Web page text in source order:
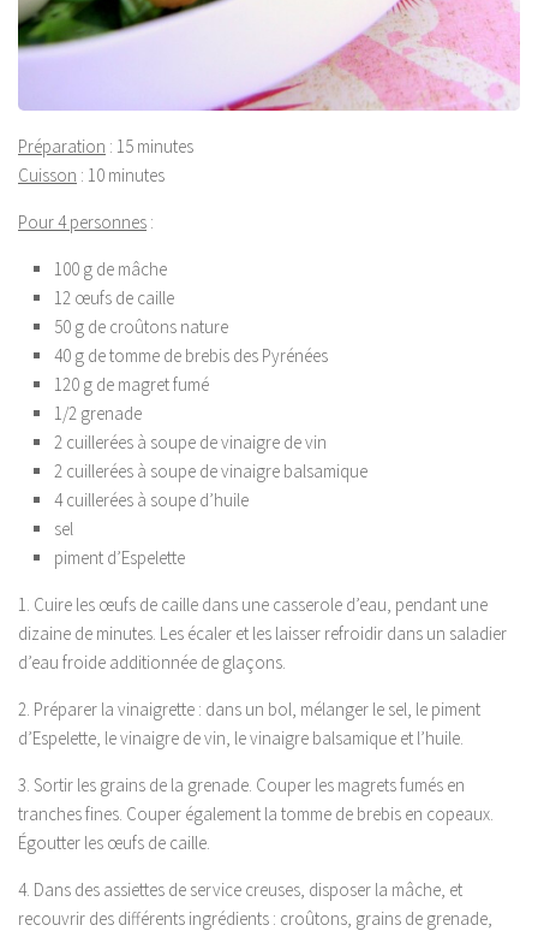
Préparation : 15 minutes
Cuisson : 10 minutes
Pour 4 personnes :
100 g de mâche
12 œufs de caille
50 g de croûtons nature
40 g de tomme de brebis des Pyrénées
120 g de magret fumé
1/2 grenade
2 cuillerées à soupe de vinaigre de vin
2 cuillerées à soupe de vinaigre balsamique
4 cuillerées à soupe d’huile
sel
piment d’Espelette
1. Cuire les œufs de caille dans une casserole d’eau, pendant une
dizaine de minutes. Les écaler et les laisser refroidir dans un saladier
d’eau froide additionnée de glaçons.
2. Préparer la vinaigrette : dans un bol, mélanger le sel, le piment
d’Espelette, le vinaigre de vin, le vinaigre balsamique et l’huile.
3. Sortir les grains de la grenade. Couper les magrets fumés en
tranches fines. Couper également la tomme de brebis en copeaux.
Égoutter les œufs de caille.
4. Dans des assiettes de service creuses, disposer la mâche, et
recouvrir des différents ingrédients : croûtons, grains de grenade,